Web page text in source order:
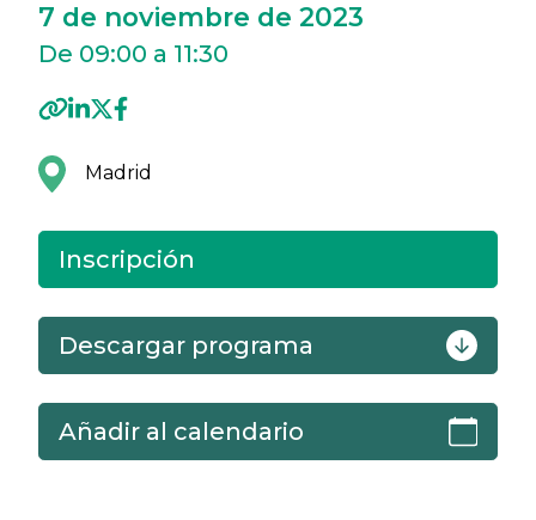
7 de noviembre de 2023
De 09:00 a 11:30
Madrid
Inscripción
Descargar programa
Añadir al calendario